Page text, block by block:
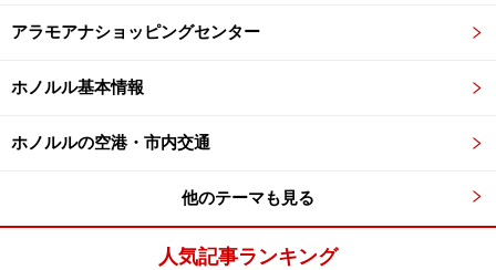
＜関連記事＞
ホノルルのおすすめスーパー12選とお得な買い物術
お土産にも！ お洒落に使えるハワイのエコバッグ
知って得するハワイ・ショッピングの裏ワザ
（メン
バーズカード入会方法）
アラモアナショッピングセンター
ホノルル基本情報
ホノルルの空港・市内交通
他のテーマも見る
人気記事ランキング